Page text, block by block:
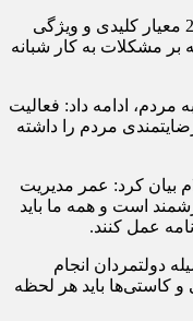
کرمی، حسن خلق و رضایتمندی مردم را 2 معیار کلیدی و ویژگی
بر مشکلات به کار شبانه
مردم، ادامه داد: فعالیت
مردم را داشته
بیان کرد: عمر مدیریت
است و همه ما باید
عمل کنند.
دولتمردان انجام
کاستی‌ها باید هر لحظه